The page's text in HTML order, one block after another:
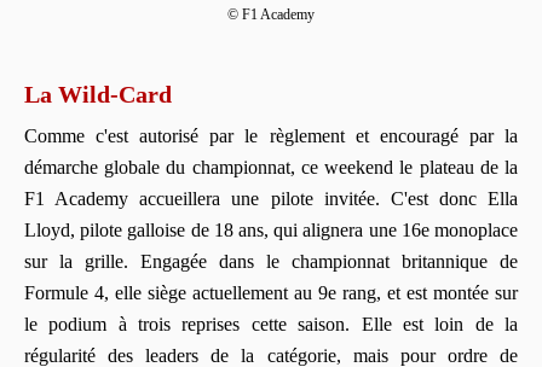
© F1 Academy
La Wild-Card
Comme c'est autorisé par le règlement et encouragé par la
démarche globale du championnat, ce weekend le plateau de la
F1 Academy accueillera une pilote invitée. C'est donc Ella
Lloyd, pilote galloise de 18 ans, qui alignera une 16e monoplace
sur la grille. Engagée dans le championnat britannique de
Formule 4, elle siège actuellement au 9e rang, et est montée sur
le podium à trois reprises cette saison. Elle est loin de la
régularité des leaders de la catégorie, mais pour ordre de